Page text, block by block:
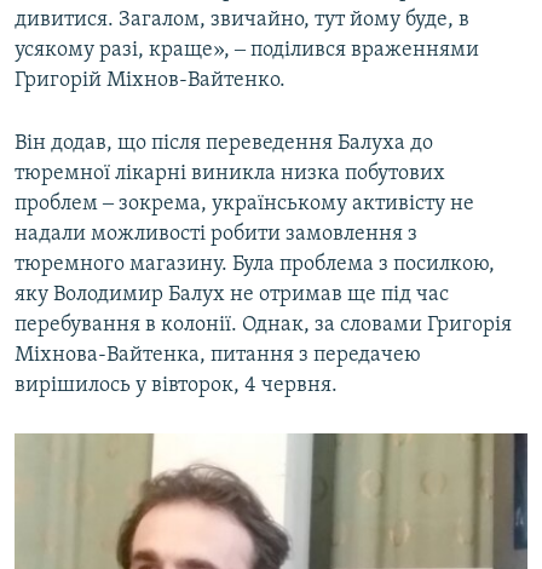
дивитися. Загалом, звичайно, тут йому буде, в
усякому разі, краще», ‒ поділився враженнями
Григорій Міхнов-Вайтенко.
Він додав, що після переведення Балуха до
тюремної лікарні виникла низка побутових
проблем ‒ зокрема, українському активісту не
надали можливості робити замовлення з
тюремного магазину. Була проблема з посилкою,
яку Володимир Балух не отримав ще під час
перебування в колонії. Однак, за словами Григорія
Міхнова-Вайтенка, питання з передачею
вирішилось у вівторок, 4 червня.